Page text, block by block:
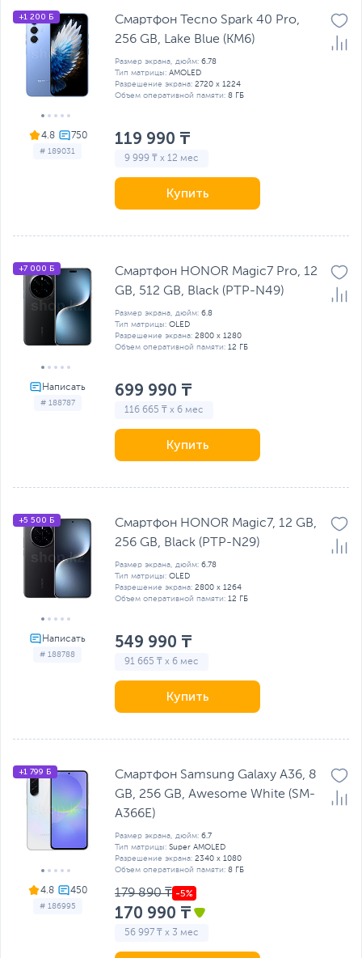
4.8
# 189031
+1 200 Б
Смартфон Tecno Spark 40 Pro,
256 GB, Lake Blue (KM6)
Размер экрана, дюйм: 6.78
Тип матрицы: AMOLED
Разрешение экрана: 2720 х 1224
Объем оперативной памяти: 8 ГБ
119 990 ₸
9 999 ₸ x 12 мес
Купить
# 188787
+7 000 Б
Смартфон HONOR Magic7 Pro, 12
GB, 512 GB, Black (PTP-N49)
Размер экрана, дюйм: 6.8
Тип матрицы: OLED
Разрешение экрана: 2800 x 1280
Объем оперативной памяти: 12 ГБ
699 990 ₸
116 665 ₸ x 6 мес
Купить
# 188788
+5 500 Б
Смартфон HONOR Magic7, 12 GB,
256 GB, Black (PTP-N29)
Размер экрана, дюйм: 6.78
Тип матрицы: OLED
Разрешение экрана: 2800 x 1264
Объем оперативной памяти: 12 ГБ
549 990 ₸
91 665 ₸ x 6 мес
Купить
4.8
# 186995
+1 799 Б
Смартфон Samsung Galaxy A36, 8
GB, 256 GB, Awesome White (SM-
A366E)
Размер экрана, дюйм: 6.7
Тип матрицы: Super AMOLED
Разрешение экрана: 2340 x 1080
Объем оперативной памяти: 8 ГБ
179 890 ₸
170 990 ₸
56 997 ₸ x 3 мес